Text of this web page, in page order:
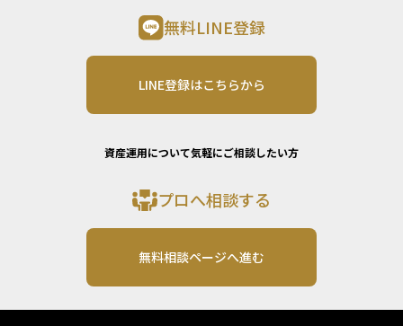
無料LINE登録
LINE登録はこちらから
資産運用について気軽にご相談したい方
プロへ相談する
無料相談ページへ進む